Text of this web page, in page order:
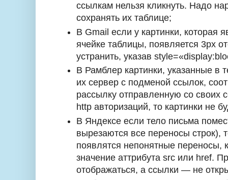
ссылкам нельзя кликнуть. Надо
сохранять их таблице;
В Gmail если у картинки, которая
ячейке таблицы, появляется 3px
устранить, указав
В Рамблер картинки, указанные в
их сервер с подменой ссылок,
рассылку отправленную со своих
http авторизаций, то картинки не
В Яндексе если тело письма
вырезаются все переносы строк),
появлятся непонятные переносы,
значение аттрибута src или href.
отображаться, а ссылки — не